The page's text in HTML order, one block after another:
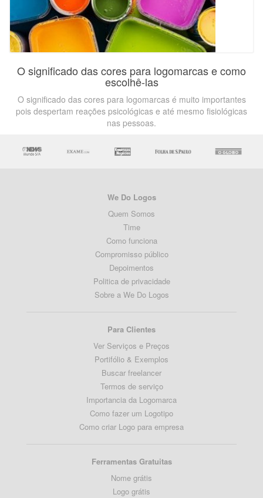
O significado das cores para logomarcas e como
escolhê-las
O significado das cores para logomarcas é muito importantes
pois despertam reações psicológicas e até mesmo fisiológicas
nas pessoas.
We Do Logos
Quem Somos
Time
Como funciona
Compromisso público
Depoimentos
Politica de privacidade
Sobre a We Do Logos
Para Clientes
Ver Serviços e Preços
Portifólio & Exemplos
Buscar freelancer
Termos de serviço
Importancia da Logomarca
Como fazer um Logotipo
Como criar Logo para empresa
Ferramentas Gratuitas
Nome grátis
Logo grátis